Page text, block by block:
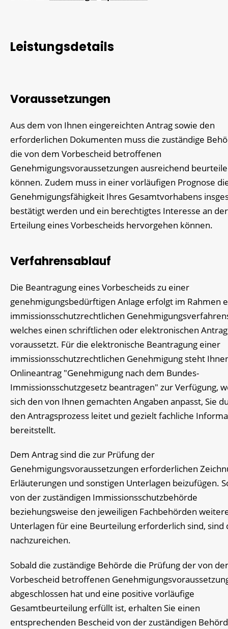
Leistungsdetails
Voraussetzungen
Aus dem von Ihnen eingereichten Antrag sowie den
erforderlichen Dokumenten muss die zuständige
die von dem Vorbescheid betroffenen
Genehmigungsvoraussetzungen ausreichend
können. Zudem muss in einer vorläufigen Prognose
Genehmigungsfähigkeit Ihres Gesamtvorhabens
bestätigt werden und ein berechtigtes Interesse an der
Erteilung eines Vorbescheids hervorgehen können.
Verfahrensablauf
Die Beantragung eines Vorbescheids zu einer
genehmigungsbedürftigen Anlage erfolgt im Rahmen
immissionsschutzrechtlichen
welches einen schriftlichen oder elektronischen Antrag
voraussetzt. Für die elektronische Beantragung einer
immissionsschutzrechtlichen Genehmigung steht
Onlineantrag "Genehmigung nach dem Bundes-
Immissionsschutzgesetz beantragen" zur Verfügung,
sich den von Ihnen gemachten Angaben anpasst, Sie
den Antragsprozess leitet und gezielt fachliche
bereitstellt.
Dem Antrag sind die zur Prüfung der
Genehmigungsvoraussetzungen erforderlichen
Erläuterungen und sonstigen Unterlagen beizufügen.
von der zuständigen Immissionsschutzbehörde
beziehungsweise den jeweiligen Fachbehörden
Unterlagen für eine Beurteilung erforderlich sind, sind
nachzureichen.
Sobald die zuständige Behörde die Prüfung der von
Vorbescheid betroffenen
abgeschlossen hat und eine positive vorläufige
Gesamtbeurteilung erfüllt ist, erhalten Sie einen
entsprechenden Bescheid von der zuständigen